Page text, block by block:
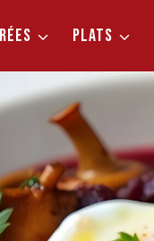
PLATS